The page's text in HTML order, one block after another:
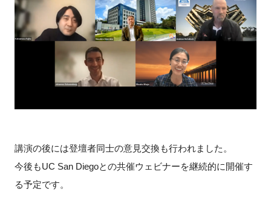
講演の後には登壇者同士の意見交換も行われました。
今後もUC San Diegoとの共催ウェビナーを継続的に開催す
る予定です。